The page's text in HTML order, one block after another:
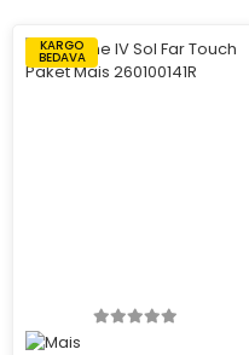
KARGO
BEDAVA